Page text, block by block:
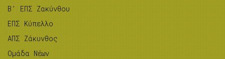
B’ ΕΠΣ Ζακύνθου
ΕΠΣ Κύπελλο
ΑΠΣ Ζάκυνθος
Ομάδα Νέων